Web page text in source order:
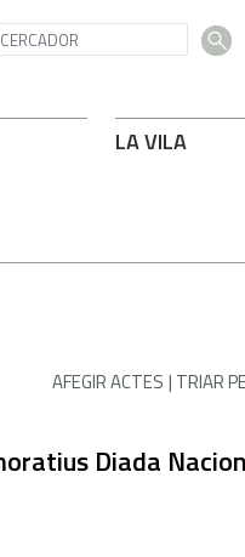
LA VILA
AFEGIR ACTES TRIAR
Diada